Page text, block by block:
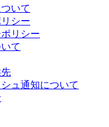
いて
シー
リシー
て
ュ通知について